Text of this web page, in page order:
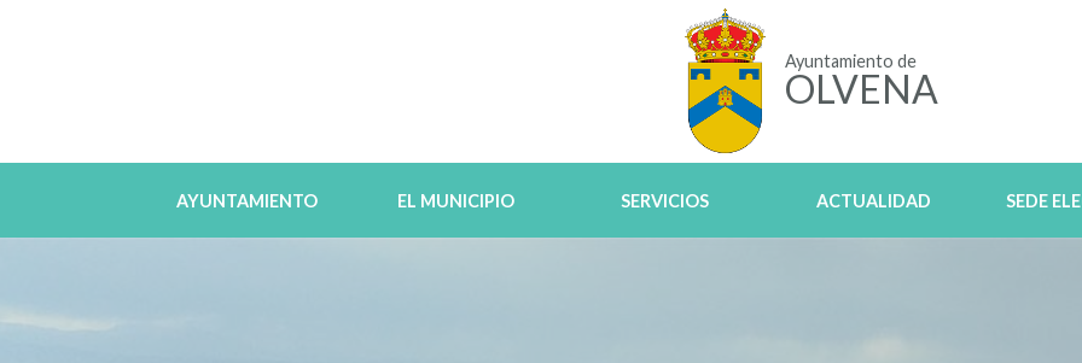
Ayuntamiento de
OLVENA
AYUNTAMIENTO EL MUNICIPIO SERVICIOS ACTUALIDAD SEDE